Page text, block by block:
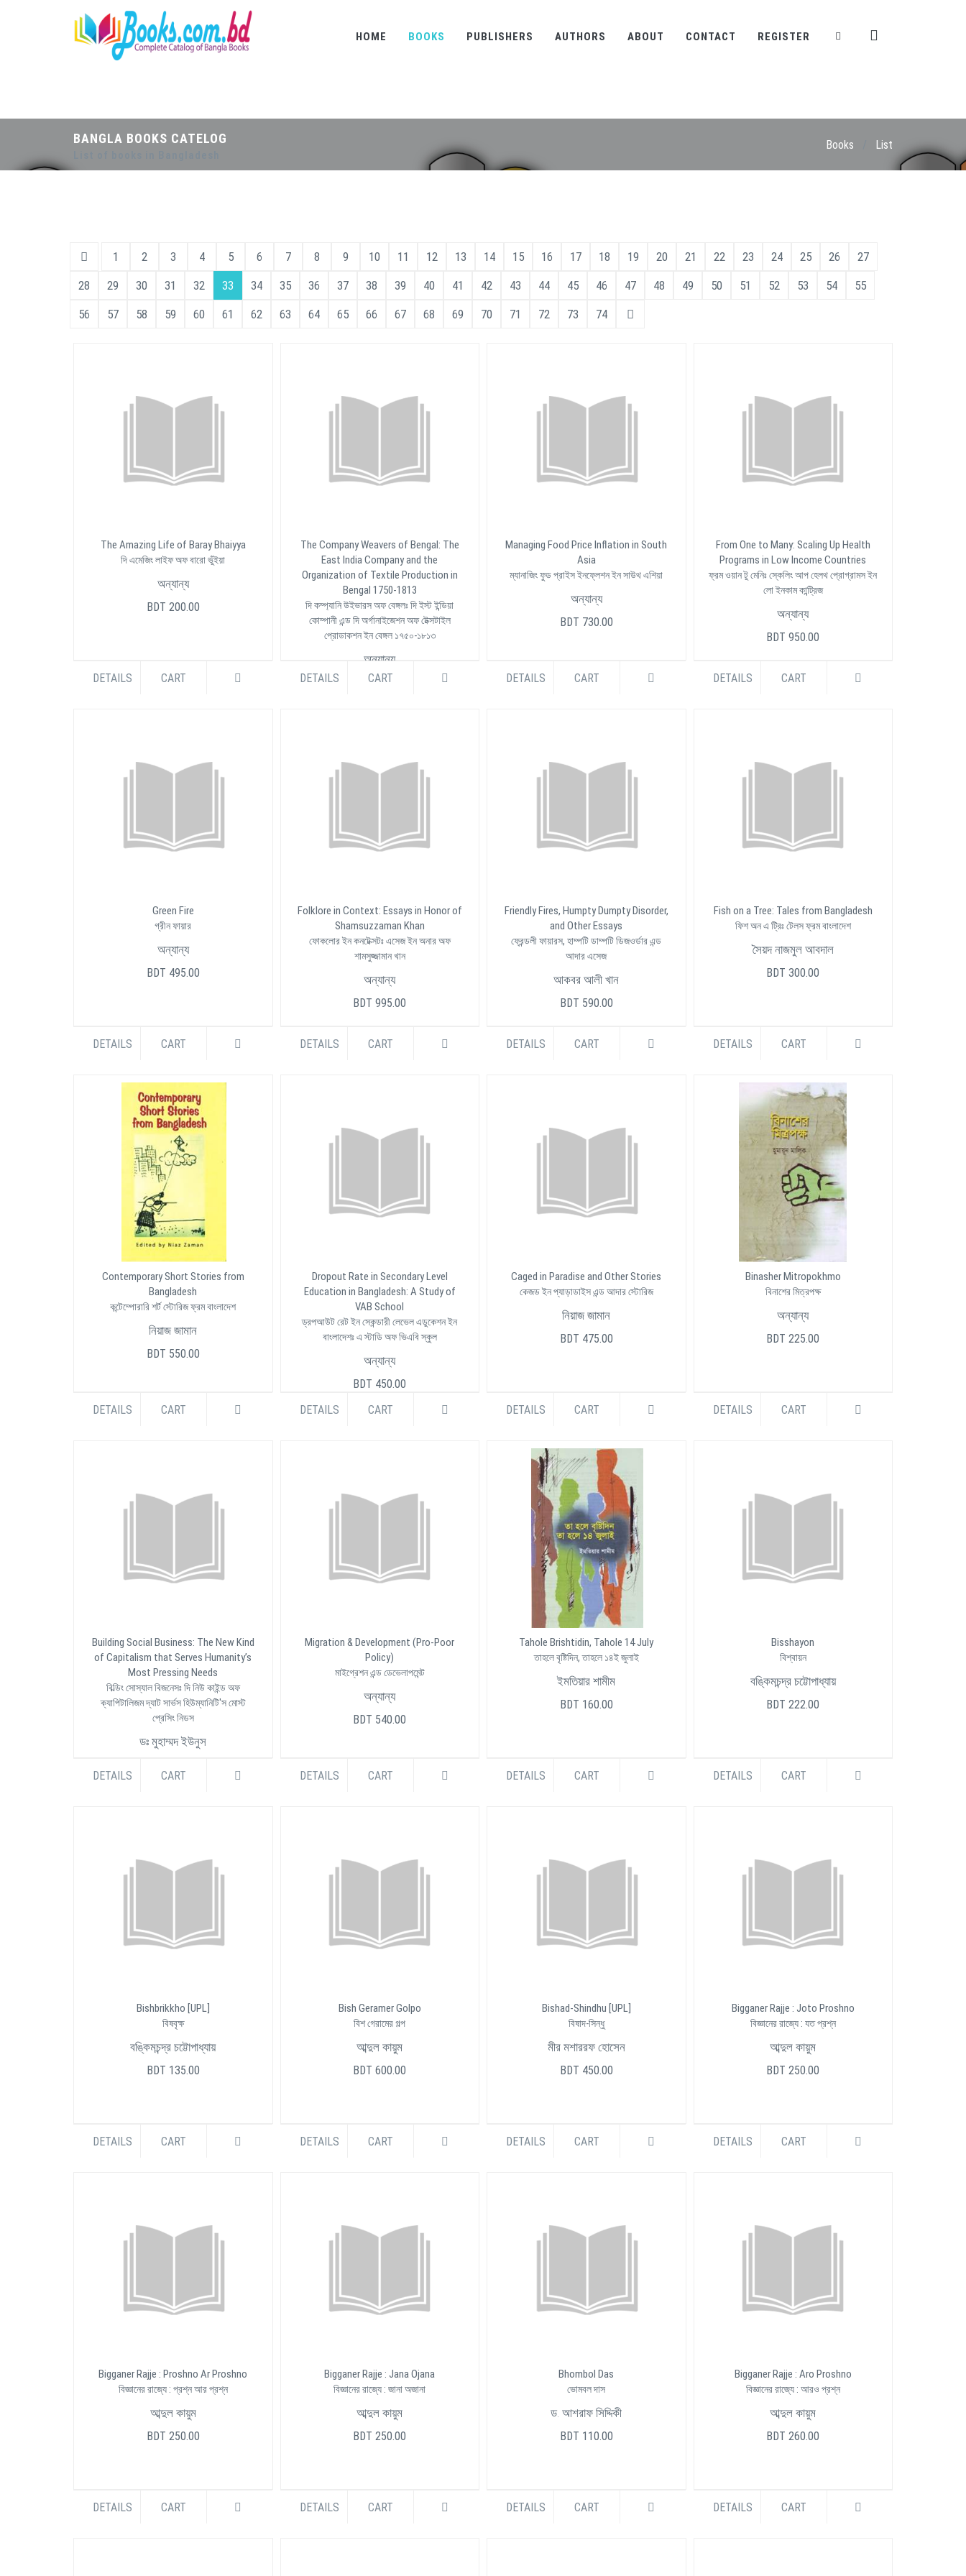
HOME BOOKS PUBLISHERS AUTHORS ABOUT CONTACT REGISTER
BANGLA BOOKS CATELOG Books List
1 2 3 4 5 6 7 8 9 10 11 12 13 14 15 16 17 18 19 20 21 22 23 24 25 26
27
28
29 30 31 32 33 34 35 36 37 38 39 40 41 42 43 44 45 46 47 48 49 50 51 52 53 54
55
56
57 58 59 60 61 62 63 64 65 66 67 68 69 70 71 72 73 74
The Amazing Life of Baray Bhaiyya
দি এমেজিং লাইফ অফ বারো ভুঁইয়া
অন্যান্য
BDT 200.00
DETAILS CART
The Company Weavers of Bengal: The
East India Company and the
Organization of Textile Production in
Bengal 1750-1813
দি কম্প্যানি উইভারস অফ বেঙ্গলঃ দি ইস্ট ইন্ডিয়া
কোম্পানী এন্ড দি অর্গানাইজেশন অফ টেক্সটাইল
প্রোডাকশন ইন বেঙ্গল ১৭৫০-১৮১৩
অন্যান্য
BDT 500.00
DETAILS CART
Managing Food Price Inflation in South
Asia
ম্যানাজিং ফুড প্রাইস ইনফ্লেশন ইন সাউথ এশিয়া
অন্যান্য
BDT 730.00
DETAILS CART
From One to Many: Scaling Up Health
Programs in Low Income Countries
ফ্রম ওয়ান টু মেনিঃ স্কেলিং আপ হেলথ প্রোগ্রামস ইন
লো ইনকাম কান্ট্রিজ
অন্যান্য
BDT 950.00
DETAILS CART
Green Fire
গ্রীন ফায়ার
অন্যান্য
BDT 495.00
DETAILS CART
Folklore in Context: Essays in Honor of
Shamsuzzaman Khan
ফোকলোর ইন কনটেক্সটঃ এসেজ ইন অনার অফ
শামসুজ্জামান খান
অন্যান্য
BDT 995.00
DETAILS CART
Friendly Fires, Humpty Dumpty Disorder,
and Other Essays
ফ্রেন্ডলী ফায়ারস, হাম্পটি ডাম্পটি ডিজওর্ডার এন্ড
আদার এসেজ
আকবর আলী খান
BDT 590.00
DETAILS CART
Fish on a Tree: Tales from Bangladesh
ফিশ অন এ ট্রিঃ টেলস ফ্রম বাংলাদেশ
সৈয়দ নাজমুল আবদাল
BDT 300.00
DETAILS CART
Contemporary Short Stories from
Bangladesh
কন্টেম্পোরারি শর্ট স্টোরিজ ফ্রম বাংলাদেশ
নিয়াজ জামান
BDT 550.00
DETAILS CART
Dropout Rate in Secondary Level
Education in Bangladesh: A Study of
VAB School
ড্রপআউট রেট ইন সেকন্ডারী লেভেল এডুকেশন ইন
বাংলাদেশঃ এ স্টাডি অফ ভিএবি স্কুল
অন্যান্য
BDT 450.00
DETAILS
CART
Caged in Paradise and Other Stories
কেজড ইন প্যাড়াডাইস এন্ড আদার স্টোরিজ
নিয়াজ জামান
BDT 475.00
DETAILS CART
Binasher Mitropokhmo
বিনাশের মিত্রপক্ষ
অন্যান্য
BDT 225.00
DETAILS CART
Building Social Business: The New Kind
of Capitalism that Serves Humanity’s
Most Pressing Needs
বিল্ডিং সোস্যাল বিজনেসঃ দি নিউ কাইন্ড অফ
ক্যাপিটালিজম দ্যাট সার্ভস হিউম্যানিটি'স মোস্ট
প্রেসিং নিডস
ডঃ মুহাম্মদ ইউনুস
DETAILS CART
Migration & Development (Pro-Poor
Policy)
মাইগ্রেশন এন্ড ডেভেলাপমেন্ট
অন্যান্য
BDT 540.00
DETAILS CART
Tahole Brishtidin, Tahole 14 July
তাহলে বৃষ্টিদিন, তাহলে ১৪ই জুলাই
ইমতিয়ার শামীম
BDT 160.00
DETAILS CART
Bisshayon
বিশ্বায়ন
বঙ্কিমচন্দ্র চট্টোপাধ্যায়
BDT 222.00
DETAILS CART
Bishbrikkho [UPL]
বিষবৃক্ষ
বঙ্কিমচন্দ্র চট্টোপাধ্যায়
BDT 135.00
DETAILS CART
Bish Geramer Golpo
বিশ গেরামের গল্প
আব্দুল কায়ুম
BDT 600.00
DETAILS CART
Bishad-Shindhu [UPL]
বিষাদ-সিন্ধু
মীর মশাররফ হোসেন
BDT 450.00
DETAILS CART
Bigganer Rajje : Joto Proshno
বিজ্ঞানের রাজ্যে : যত প্রশ্ন
আব্দুল কায়ুম
BDT 250.00
DETAILS CART
Bigganer Rajje : Proshno Ar Proshno
বিজ্ঞানের রাজ্যে : প্রশ্ন আর প্রশ্ন
আব্দুল কায়ুম
BDT 250.00
DETAILS CART
Bigganer Rajje : Jana Ojana
বিজ্ঞানের রাজ্যে : জানা অজানা
আব্দুল কায়ুম
BDT 250.00
DETAILS CART
Bhombol Das
ভোমবল দাস
ড. আশরাফ সিদ্দিকী
BDT 110.00
DETAILS CART
Bigganer Rajje : Aro Proshno
বিজ্ঞানের রাজ্যে : আরও প্রশ্ন
আব্দুল কায়ুম
BDT 260.00
DETAILS CART